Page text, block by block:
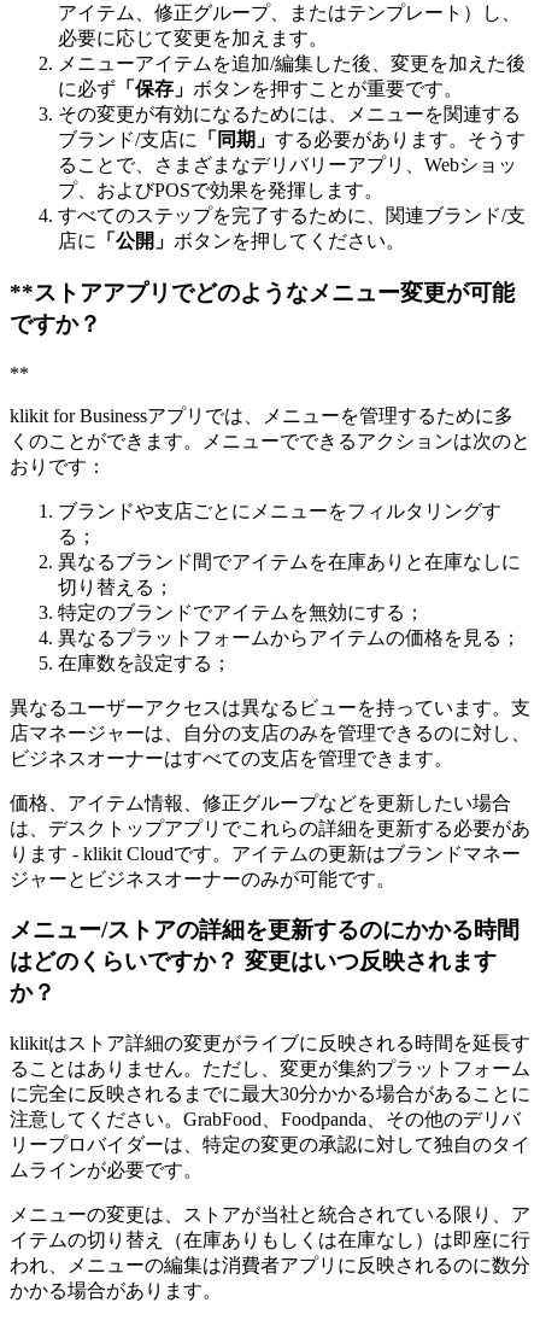
アイテム、修正グループ、またはテンプレート）し、
必要に応じて変更を加えます。
メニューアイテムを追加/編集した後、変更を加えた後
に必ず 「保存」 ボタンを押すことが重要です。
その変更が有効になるためには、メニューを関連する
ブランド/支店に
「同期」 する必要があります。そうす
ることで、さまざまなデリバリーアプリ、Webショッ
プ、およびPOSで効果を発揮します。
すべてのステップを完了するために、関連ブランド/支
店に
「公開」 ボタンを押してください。
**ストアアプリでどのようなメニュー変更が可能
ですか？
**
klikit for Businessアプリでは、メニューを管理するために多
くのことができます。メニューでできるアクションは次のと
おりです：
ブランドや支店ごとにメニューをフィルタリングす
る；
異なるブランド間でアイテムを在庫ありと在庫なしに
切り替える；
特定のブランドでアイテムを無効にする；
異なるプラットフォームからアイテムの価格を見る；
在庫数を設定する；
異なるユーザーアクセスは異なるビューを持っています。支
店マネージャーは、自分の支店のみを管理できるのに対し、
ビジネスオーナーはすべての支店を管理できます。
価格、アイテム情報、修正グループなどを更新したい場合
は、デスクトップアプリでこれらの詳細を更新する必要があ
ります - klikit Cloudです。アイテムの更新はブランドマネー
ジャーとビジネスオーナーのみが可能です。
メニュー/ストアの詳細を更新するのにかかる時間
はどのくらいですか？ 変更はいつ反映されます
か？
klikitはストア詳細の変更がライブに反映される時間を延長す
ることはありません。ただし、変更が集約プラットフォーム
に完全に反映されるまでに最大30分かかる場合があることに
注意してください。GrabFood、Foodpanda、その他のデリバ
リープロバイダーは、特定の変更の承認に対して独自のタイ
ムラインが必要です。
メニューの変更は、ストアが当社と統合されている限り、ア
イテムの切り替え（在庫ありもしくは在庫なし）は即座に行
われ、メニューの編集は消費者アプリに反映されるのに数分
かかる場合があります。